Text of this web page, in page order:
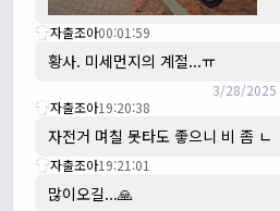
자출조아00:01:59
황사. 미세먼지의 계절...ㅠ
3/28/2025
자출조아19:20:38
자전거 며칠 못타도 좋으니 비 좀 ㄴ
자출조아19:21:01
많이오길...🙏